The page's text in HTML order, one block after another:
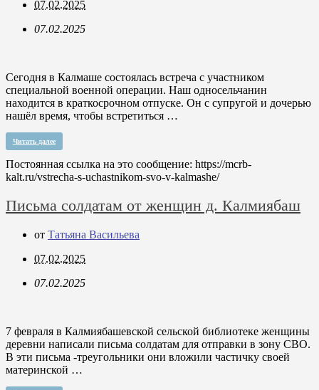
07.02.2025
07.02.2025
Сегодня в Калмаше состоялась встреча с участником
специальной военной операции. Наш односельчанин
находится в краткосрочном отпуске. Он с супругой и дочерью
нашёл время, чтобы встретиться …
Читать далее
Постоянная ссылка на это сообщение: https://mcrb-
kalt.ru/vstrecha-s-uchastnikom-svo-v-kalmashe/
Пиcьма солдатам от женщин д. Калмиябаш
от Татьяна Васильева
07.02.2025
07.02.2025
7 февраля в Калмиябашевской сельской библиотеке женщины
деревни написали письма солдатам для отправки в зону СВО.
В эти письма -треугольники они вложили частичку своей
материнской …